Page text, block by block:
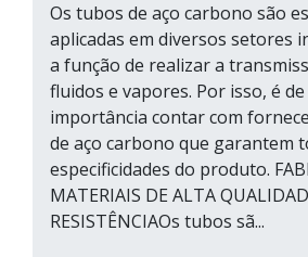
Os tubos de aço carbono são
aplicadas em diversos setores
a função de realizar a
fluidos e vapores. Por isso, é
importância contar com
de aço carbono que garantem
especificidades do produto.
MATERIAIS DE ALTA
RESISTÊNCIAOs tubos sã...